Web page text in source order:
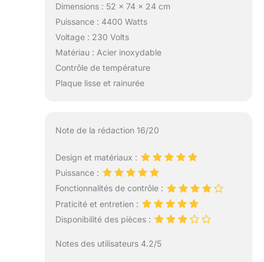
Dimensions : 52 x 74 x 24 cm
Puissance : 4400 Watts
Voltage : 230 Volts
Matériau : Acier inoxydable
Contrôle de température
Plaque lisse et rainurée
Note de la rédaction 16/20
Design et matériaux :
Puissance :
Fonctionnalités de contrôle :
Praticité et entretien :
Disponibilité des pièces :
Notes des utilisateurs 4.2/5